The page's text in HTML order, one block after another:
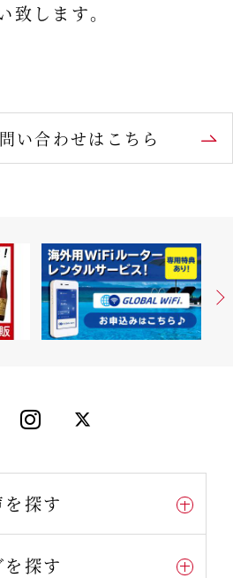
致します。
い合わせはこちら
探す
探す